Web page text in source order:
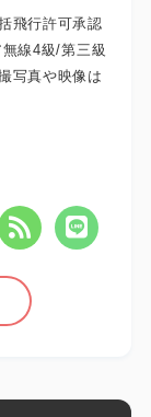
飛行許可承認
線4級/第三級
写真や映像は